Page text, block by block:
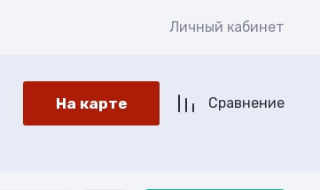
Личный кабинет
На карте Сравнение